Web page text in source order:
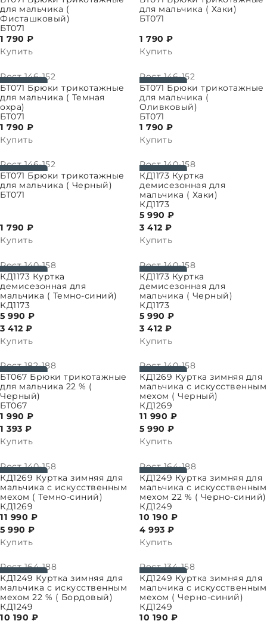
для мальчика (
Фисташковый)
БТ071
1 790 ₽
Купить
для мальчика ( Хаки)
БТ071
1 790 ₽
Купить
Рост 146-152
БТ071 Брюки трикотажные
для мальчика ( Темная
охра)
БТ071
1 790 ₽
Купить
Рост 146-152
ВЫБРАТЬ ПАРАМЕТРЫБТ071 Брюки трикотажные
для мальчика (
Оливковый)
БТ071
1 790 ₽
Купить
Рост 146-152
БТ071 Брюки трикотажные
для мальчика ( Черный)
БТ071
1 790 ₽
Купить
Рост 140-158
ВЫБРАТЬ ПАРАМЕТРЫ
КД1173 Куртка
демисезонная для
мальчика ( Хаки)
КД1173
5 990 ₽
3 412 ₽
Купить
Рост 140-158
КД1173 Куртка
демисезонная для
мальчика ( Темно-синий)
КД1173
5 990 ₽
3 412 ₽
Купить
Рост 140-158
ВЫБРАТЬ ПАРАМЕТРЫ
КД1173 Куртка
демисезонная для
мальчика ( Черный)
КД1173
5 990 ₽
3 412 ₽
Купить
Рост 182-188
БТ067 Брюки трикотажные
для мальчика 22 % (
Черный)
БТ067
1 990 ₽
1 393 ₽
Купить
Рост 140-158
ВЫБРАТЬ ПАРАМЕТРЫКД1269 Куртка зимняя для
мальчика с искусственным
мехом ( Черный)
КД1269
11 990 ₽
5 990 ₽
Купить
Рост 140-158
КД1269 Куртка зимняя для
мальчика с искусственным
мехом ( Темно-синий)
КД1269
11 990 ₽
5 990 ₽
Купить
Рост 164-188
ВЫБРАТЬ ПАРАМЕТРЫКД1249 Куртка зимняя для
мальчика с искусственным
мехом 22 % ( Черно-синий)
КД1249
10 190 ₽
4 993 ₽
Купить
Рост 164-188
КД1249 Куртка зимняя для
мальчика с искусственным
мехом 22 % ( Бордовый)
КД1249
10 190 ₽
Рост 134-158
ВЫБРАТЬ ПАРАМЕТРЫКД1249 Куртка зимняя для
мальчика с искусственным
мехом ( Черно-синий)
КД1249
10 190 ₽